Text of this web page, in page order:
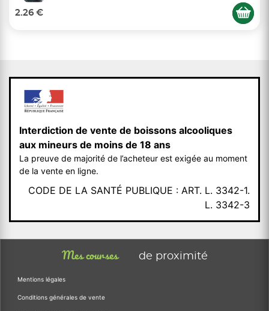
2.26 €
Interdiction de vente de boissons alcooliques
aux mineurs de moins de 18 ans
La preuve de majorité de l’acheteur est exigée au moment
de la vente en ligne.
CODE DE LA SANTÉ PUBLIQUE : ART. L. 3342-1.
L. 3342-3
Mes courses de proximité
Mentions légales
Conditions générales de vente